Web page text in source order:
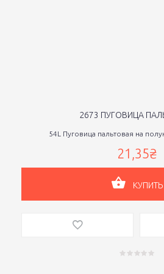
2673 ПУГОВИЦА
54L Пуговица пальтовая на
21,35₴
КУПИТЬ